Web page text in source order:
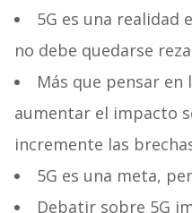
5G es una realidad
no debe quedarse
Más que pensar en
aumentar el impacto
incremente las
5G es una meta,
Debatir sobre 5G